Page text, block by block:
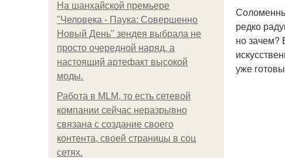
На шанхайской премьере
"Человека - Паука: Совершенно
Новый День" зендея выбрала не
просто очередной наряд, а
настоящий артефакт высокой
моды.
Работа в MLM, то есть сетевой
компании сейчас неразрывно
связана с создание своего
контента, своей страницы в соц
сетях.
редко
но зачем?
уже